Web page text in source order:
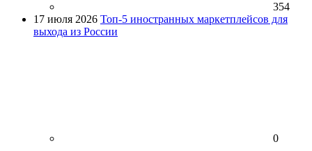
354
17 июля 2026 Топ-5 иностранных маркетплейсов для
выхода из России
0